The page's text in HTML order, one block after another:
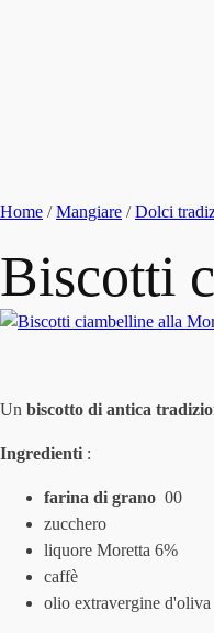
Home /Mangiare /Dolci
Biscotti
Un biscotto di antica
Ingredienti :
farina di grano 00
zucchero
liquore Moretta 6%
caffè
olio extravergine d'oliva